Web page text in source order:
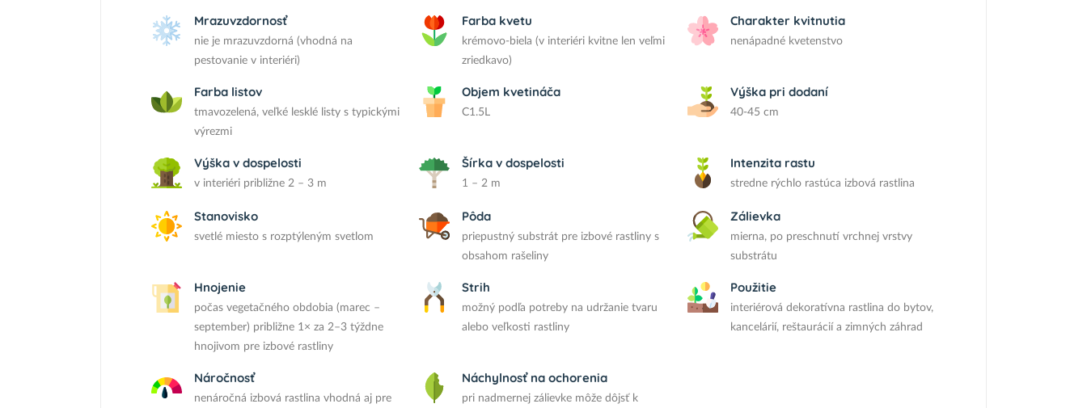
Mrazuvzdornosť
nie je mrazuvzdorná (vhodná na
pestovanie v interiéri)
Farba kvetu
krémovo-biela (v interiéri kvitne len veľmi
zriedkavo)
Charakter kvitnutia
nenápadné kvetenstvo
Farba listov
tmavozelená, veľké lesklé listy s typickými
výrezmi
Objem kvetináča
C1.5L
Výška pri dodaní
40-45 cm
Výška v dospelosti
v interiéri približne 2 – 3 m
Šírka v dospelosti
1 – 2 m
Intenzita rastu
stredne rýchlo rastúca izbová rastlina
Stanovisko
svetlé miesto s rozptýleným svetlom
Pôda
priepustný substrát pre izbové rastliny s
obsahom rašeliny
Zálievka
mierna, po preschnutí vrchnej vrstvy
substrátu
Hnojenie
počas vegetačného obdobia (marec –
september) približne 1× za 2–3 týždne
hnojivom pre izbové rastliny
Strih
možný podľa potreby na udržanie tvaru
alebo veľkosti rastliny
Použitie
interiérová dekoratívna rastlina do bytov,
kancelárií, reštaurácií a zimných záhrad
Náročnosť
nenáročná izbová rastlina vhodná aj pre
Náchylnosť na ochorenia
pri nadmernej zálievke môže dôjsť k